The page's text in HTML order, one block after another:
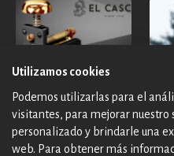
Utilizamos cookies
Podemos utilizarlas para el
visitantes, para mejorar
personalizado y brindarle una
web. Para obtener más